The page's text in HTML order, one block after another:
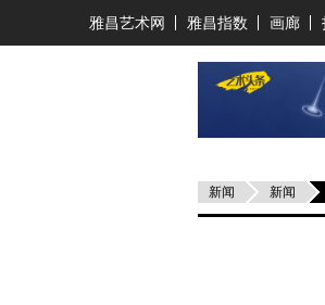
雅昌艺术网 雅昌指数 画廊
新闻 新闻